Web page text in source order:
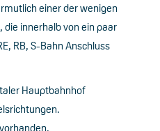
einer der wenigen
die innerhalb von ein paar
RB, S-Bahn Anschluss
Hauptbahnhof